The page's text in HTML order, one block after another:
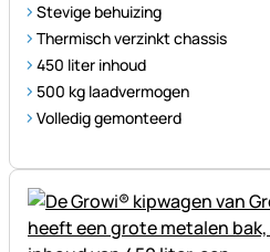
Stevige behuizing
Thermisch verzinkt chassis
450 liter inhoud
500 kg laadvermogen
Volledig gemonteerd